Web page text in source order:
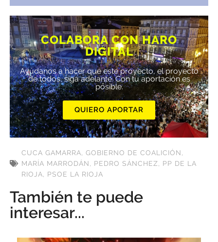
COLABORA CON HARO
DIGITAL
Ayúdanos a hacer que este proyecto, el proyecto
de todos, siga adelante. Con tu aportación es
posible.
QUIERO APORTAR
CUCA GAMARRA, GOBIERNO DE COALICIÓN,
MARÍA MARRODÁN, PEDRO SÁNCHEZ, PP DE LA
RIOJA, PSOE LA RIOJA
También te puede
interesar...